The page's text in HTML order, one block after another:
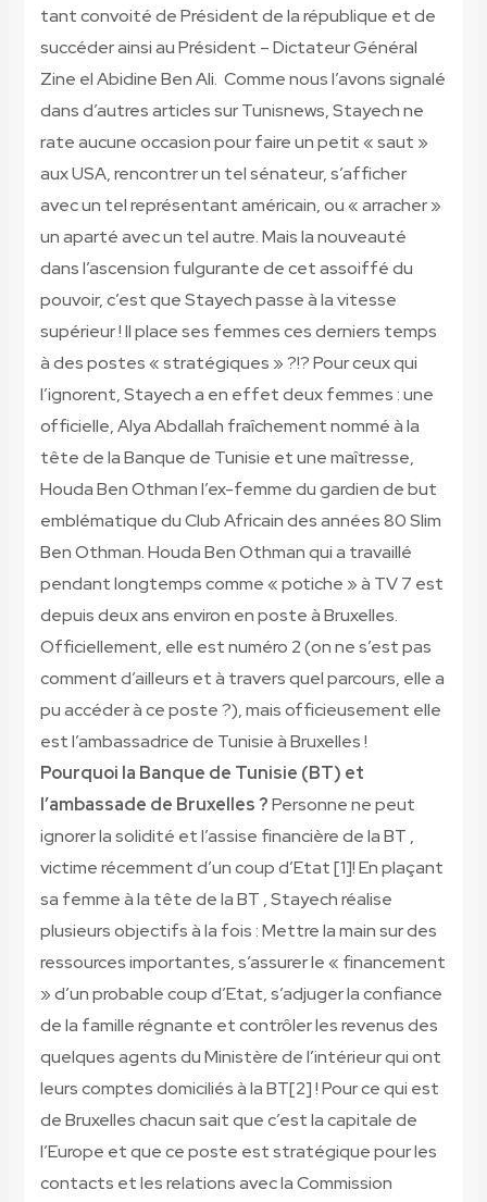
tant convoité de Président de la république et de
succéder ainsi au Président – Dictateur Général
Zine el Abidine Ben Ali. Comme nous l’avons signalé
dans d’autres articles sur Tunisnews, Stayech ne
rate aucune occasion pour faire un petit « saut »
aux USA, rencontrer un tel sénateur, s’afficher
avec un tel représentant américain, ou « arracher »
un aparté avec un tel autre. Mais la nouveauté
dans l’ascension fulgurante de cet assoiffé du
pouvoir, c’est que Stayech passe à la vitesse
supérieur ! Il place ses femmes ces derniers temps
à des postes « stratégiques » ?!? Pour ceux qui
l’ignorent, Stayech a en effet deux femmes : une
officielle, Alya Abdallah fraîchement nommé à la
tête de la Banque de Tunisie et une maîtresse,
Houda Ben Othman l’ex-femme du gardien de but
emblématique du Club Africain des années 80 Slim
Ben Othman. Houda Ben Othman qui a travaillé
pendant longtemps comme « potiche » à TV 7 est
depuis deux ans environ en poste à Bruxelles.
Officiellement, elle est numéro 2 (on ne s’est pas
comment d’ailleurs et à travers quel parcours, elle a
pu accéder à ce poste ?), mais officieusement elle
est l’ambassadrice de Tunisie à Bruxelles !
Pourquoi la Banque de Tunisie (BT) et
l’ambassade de Bruxelles ?Personne ne peut
ignorer la solidité et l’assise financière de la BT ,
victime récemment d’un coup d’Etat [1]! En plaçant
sa femme à la tête de la BT , Stayech réalise
plusieurs objectifs à la fois : Mettre la main sur des
ressources importantes, s’assurer le « financement
» d’un probable coup d’Etat, s’adjuger la confiance
de la famille régnante et contrôler les revenus des
quelques agents du Ministère de l’intérieur qui ont
leurs comptes domiciliés à la BT[2] ! Pour ce qui est
de Bruxelles chacun sait que c’est la capitale de
l’Europe et que ce poste est stratégique pour les
contacts et les relations avec la Commission